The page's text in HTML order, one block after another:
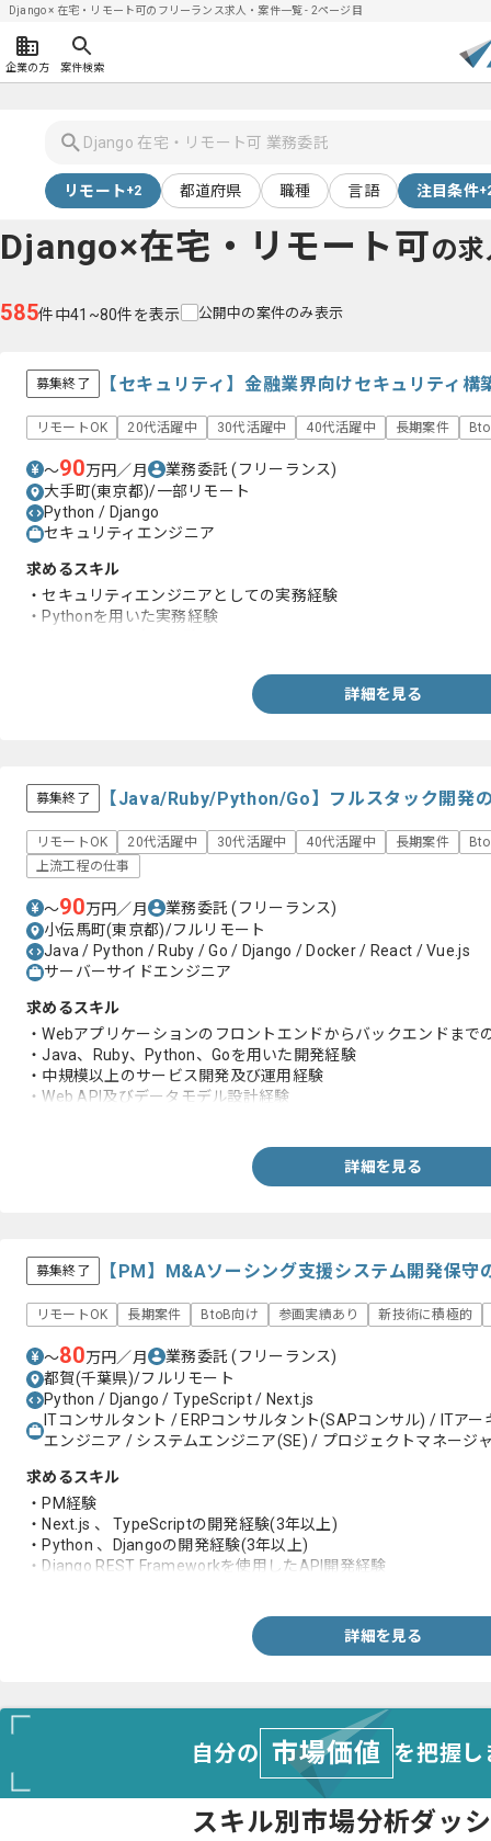
Django × 在宅・リモート可のフリーランス求人・案件一覧 - 2ページ目
企業の方 案件検索
リモート+2 都道府県 職種 言語 注目条件
Django×在宅・リモート可の
585件中41~80件を表示 公開中の案件のみ表示
募集終了 【セキュリティ】金融業界向けセキュリティ
リモートOK 20代活躍中 30代活躍中 40代活躍中 長期案件
〜90万円／月 業務委託(フリーランス)
大手町(東京都)/一部リモート
Python / Django
セキュリティエンジニア
求めるスキル
・セキュリティエンジニアとしての実務経験
・Pythonを用いた実務経験
詳細を見る
募集終了 【Java/Ruby/Python/Go】フルスタック開発
リモートOK 20代活躍中 30代活躍中 40代活躍中 長期案件
上流工程の仕事
〜90万円／月 業務委託(フリーランス)
小伝馬町(東京都)/フルリモート
Java / Python / Ruby / Go / Django / Docker / React / Vue.js
サーバーサイドエンジニア
求めるスキル
・Webアプリケーションのフロントエンドからバックエンドまで
・Java、Ruby、Python、Goを用いた開発経験
・中規模以上のサービス開発及び運用経験
・Web API及びデータモデル設計経験
詳細を見る
募集終了 【PM】M&Aソーシング支援システム開発保
リモートOK 長期案件 BtoB向け 参画実績あり 新技術に積極的
〜80万円／月 業務委託(フリーランス)
都賀(千葉県)/フルリモート
Python / Django / TypeScript / Next.js
ITコンサルタント / ERPコンサルタント(SAPコンサル) / ITア
エンジニア / システムエンジニア(SE) / プロジェクトマネージ
求めるスキル
・PM経験
・Next.js 、 TypeScriptの開発経験(3年以上)
・Python 、Djangoの開発経験(3年以上)
・Django REST Frameworkを使用したAPI開発経験
・タスク管理、コードレビュー、進捗管理等のマネジメント経験
詳細を見る
自分の 市場価値 を把握
スキル別市場分析ダッ